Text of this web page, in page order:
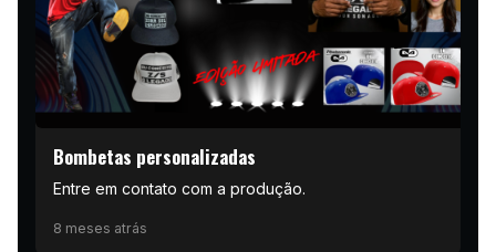
Bombetas personalizadas
Entre em contato com a produção.
8 meses atrás